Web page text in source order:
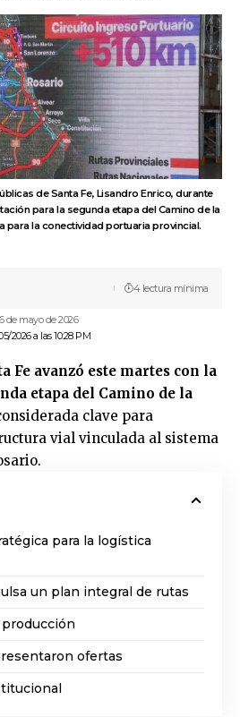
de Santa Fe, Lisandro Enrico, durante
para la segunda etapa del Camino de la
para la conectividad portuaria provincial.
2026 a las 10:28 PM
de mayo de 2026
4 lectura mínima
Fe avanzó este martes con la
etapa del Camino de la
clave para
vial vinculada al sistema
para la logística
un plan integral de rutas
ofertas